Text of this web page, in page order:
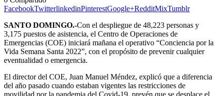
FacebookTwitterlinkedinPinterestGoogle+RedditMixTumblr
SANTO DOMINGO.-Con el despliegue de 48,223 personas y
3,175 puestos de asistencia, el Centro de Operaciones de
Emergencias (COE) iniciará mañana el operativo “Conciencia por la
Vida Semana Santa 2022”, con el propósito de prevenir cualquier
eventualidad o emergencia.
El director del COE, Juan Manuel Méndez, explicó que a diferencia
del año pasado cuando estaban vigentes las restricciones de
movilidad por la pandemia del Covid-19, prevén que se desplace el